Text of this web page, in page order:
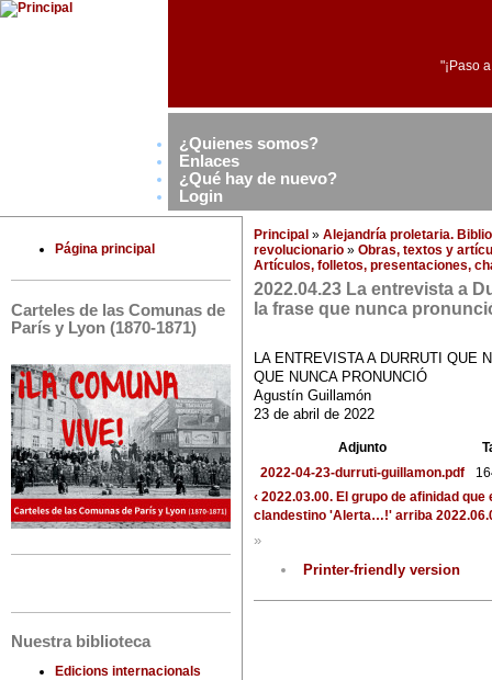
"¡Paso
¿Quienes somos?
Enlaces
¿Qué hay de nuevo?
Login
Página principal
Carteles de las Comunas de
París y Lyon (1870-1871)
Nuestra biblioteca
Edicions internacionals
Principal » Alejandría proletaria.
revolucionario » Obras, textos y
Artículos, folletos, presentaciones,
2022.04.23 La entrevista a
la frase que nunca
LA ENTREVISTA A DURRUTI QUE
QUE NUNCA PRONUNCIÓ
Agustín Guillamón
23 de abril de 2022
Adjunto
2022-04-23-durruti-guillamon.pdf
‹ 2022.03.00. El grupo de afinidad
clandestino 'Alerta…!' arriba
»
Printer-friendly version